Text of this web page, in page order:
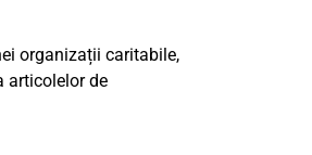
organizații caritabile,
articolelor de